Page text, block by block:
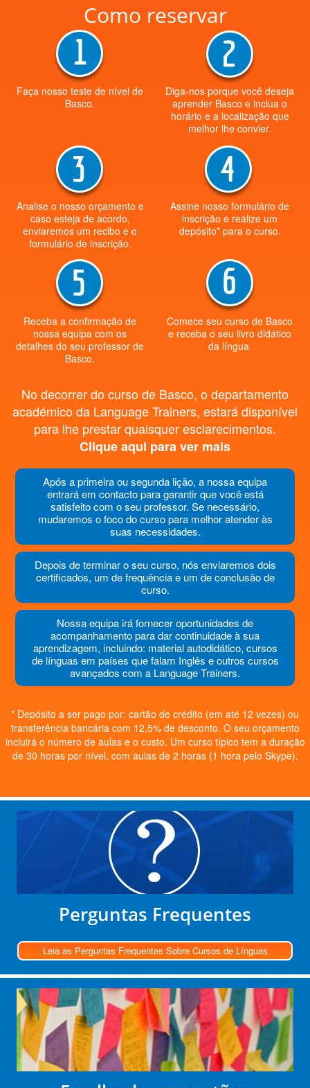
Como reservar
Faça nosso teste de nível de
Basco.
Diga-nos porque você deseja
aprender Basco e inclua o
horário e a localização que
melhor lhe convier.
Analise o nosso orçamento e
caso esteja de acordo,
enviaremos um recibo e o
formulário de inscrição.
Assine nosso formulário de
inscrição e realize um
depósito* para o curso.
Receba a confirmação de
nossa equipa com os
detalhes do seu professor de
Basco.
Comece seu curso de Basco
e receba o seu livro didático
da língua.
No decorrer do curso de Basco, o departamento
académico da Language Trainers, estará disponível
para lhe prestar quaisquer esclarecimentos.
Clique aqui para ver mais
Após a primeira ou segunda lição, a nossa equipa
entrará em contacto para garantir que você está
satisfeito com o seu professor. Se necessário,
mudaremos o foco do curso para melhor atender às
suas necessidades.
Depois de terminar o seu curso, nós enviaremos dois
certificados, um de frequência e um de conclusão de
curso.
Nossa equipa irá fornecer oportunidades de
acompanhamento para dar continuidade à sua
aprendizagem, incluindo: material autodidático, cursos
de línguas em países que falam Inglês e outros cursos
avançados com a Language Trainers.
* Depósito a ser pago por: cartão de crédito (em até 12 vezes) ou
transferência bancária com 12,5% de desconto. O seu orçamento
incluirá o número de aulas e o custo. Um curso típico tem a duração
de 30 horas por nível, com aulas de 2 horas (1 hora pelo Skype).
Perguntas Frequentes
Leia as Perguntas Frequentes Sobre Cursos de Línguas